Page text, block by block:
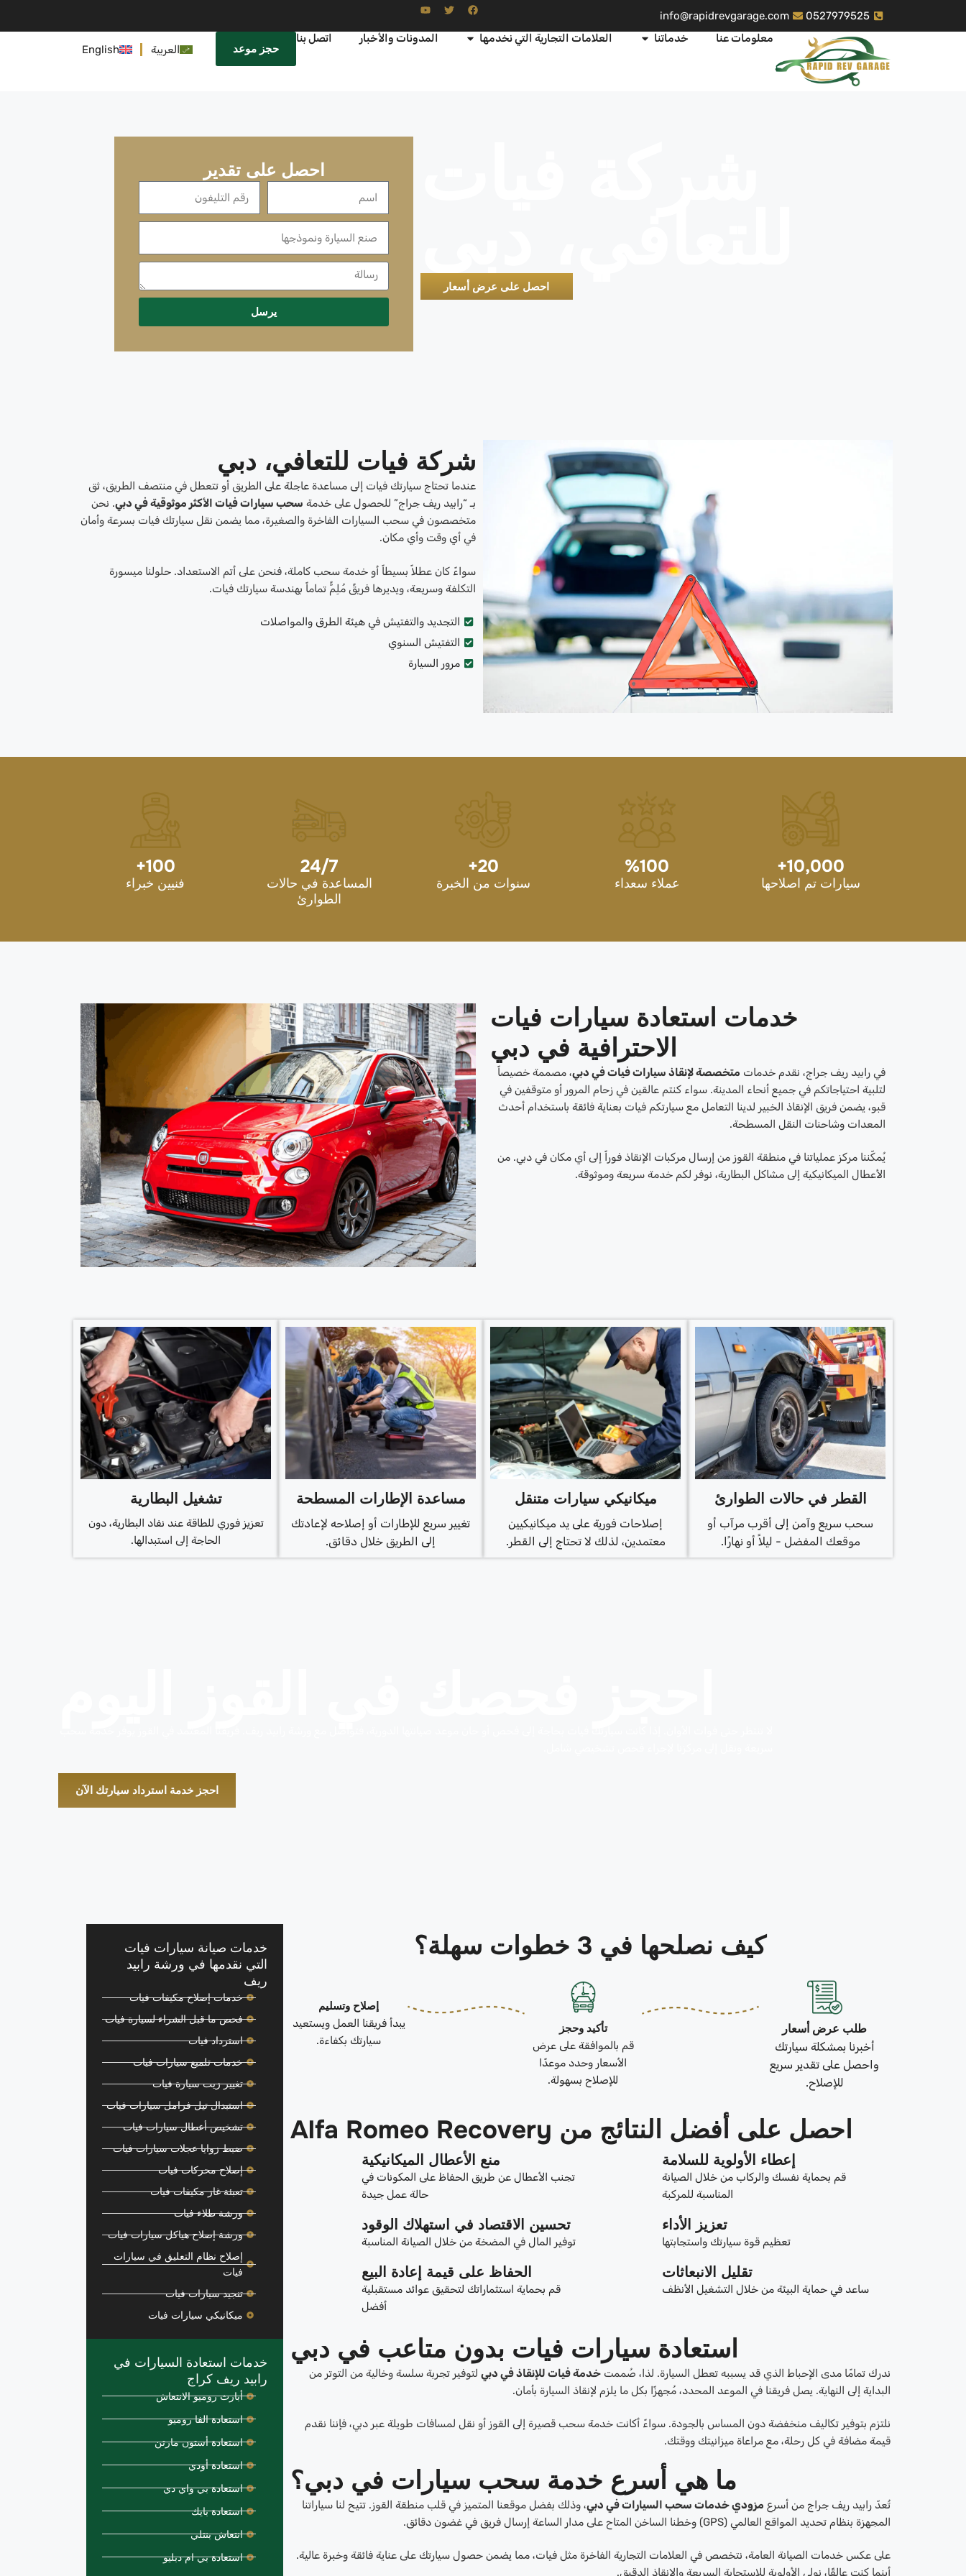
0527979525
info@rapidrevgarage.com
معلومات عنا
خدماتنا العلامات التجارية التي نخدمها المدونات والأخبار اتصل بنا
حجز موعد العربية English
احصل على عرض أسعار
احصل على تقدير
يرسل
شركة فيات للتعافي، دبي
عندما تحتاج سيارتك فيات إلى مساعدة عاجلة على الطريق أو تتعطل في منتصف الطريق، ثق
بـ “رابيد ريف جراج” للحصول على خدمة سحب سيارات فيات الأكثر موثوقية في دبي. نحن
متخصصون في سحب السيارات الفاخرة والصغيرة، مما يضمن نقل سيارتك فيات بسرعة وأمان
في أي وقت وأي مكان.
سواءً كان عطلاً بسيطاً أو خدمة سحب كاملة، فنحن على أتم الاستعداد. حلولنا ميسورة
التكلفة وسريعة، ويديرها فريقٌ مُلِمٌّ تماماً بهندسة سيارتك فيات.
التجديد والتفتيش في هيئة الطرق والمواصلات
التفتيش السنوي
مرور السيارة
10,000
+
سيارات تم اصلاحها
100
%
عملاء سعداء
20
+
سنوات من الخبرة
24/7
المساعدة في حالات
الطوارئ
100
+
فنيين خبراء
خدمات استعادة سيارات فيات
الاحترافية في دبي
في رابيد ريف جراج، نقدم خدمات متخصصة لإنقاذ سيارات فيات في دبي، مصممة خصيصاً
لتلبية احتياجاتكم في جميع أنحاء المدينة. سواء كنتم عالقين في زحام المرور أو متوقفين في
قبو، يضمن فريق الإنقاذ الخبير لدينا التعامل مع سيارتكم فيات بعناية فائقة باستخدام أحدث
المعدات وشاحنات النقل المسطحة.
يُمكّننا مركز عملياتنا في منطقة القوز من إرسال مركبات الإنقاذ فوراً إلى أي مكان في دبي. من
الأعطال الميكانيكية إلى مشاكل البطارية، نوفر لكم خدمة سريعة وموثوقة.
القطر في حالات الطوارئ
سحب سريع وآمن إلى أقرب مرآب أو
موقعك المفضل - ليلاً أو نهارًا.
ميكانيكي سيارات متنقل
إصلاحات فورية على يد ميكانيكيين
معتمدين، لذلك لا تحتاج إلى القطر.
مساعدة الإطارات المسطحة
تغيير سريع للإطارات أو إصلاحه لإعادتك
إلى الطريق خلال دقائق.
تشغيل البطارية
تعزيز فوري للطاقة عند نفاد البطارية، دون
الحاجة إلى استبدالها.
احجز خدمة استرداد سيارتك الآن
كيف نصلحها في 3 خطوات سهلة؟
طلب عرض أسعار
أخبرنا بمشكلة سيارتك
واحصل على تقدير سريع
للإصلاح.
تأكيد وحجز
قم بالموافقة على عرض
الأسعار وحدد موعدًا
للإصلاح بسهولة.
إصلاح وتسليم
يبدأ فريقنا العمل ويستعيد
سيارتك بكفاءة.
احصل على أفضل النتائج من Alfa Romeo Recovery
إعطاء الأولوية للسلامة
قم بحماية نفسك والركاب من خلال الصيانة
المناسبة للمركبة
منع الأعطال الميكانيكية
تجنب الأعطال عن طريق الحفاظ على المكونات في
حالة عمل جيدة
تعزيز الأداء
تعظيم قوة سيارتك واستجابتها
تحسين الاقتصاد في استهلاك الوقود
توفير المال في المضخة من خلال الصيانة المناسبة
تقليل الانبعاثات
ساعد في حماية البيئة من خلال التشغيل الأنظف
الحفاظ على قيمة إعادة البيع
قم بحماية استثماراتك لتحقيق عوائد مستقبلية
أفضل
استعادة سيارات فيات بدون متاعب في دبي
ندرك تمامًا مدى الإحباط الذي قد يسببه تعطل السيارة. لذا، صُممتخدمة فيات للإنقاذ في دبي لتوفير تجربة سلسة وخالية من التوتر من
البداية إلى النهاية. يصل فريقنا في الموعد المحدد، مُجهزًا بكل ما يلزم لإنقاذ السيارة بأمان.
نلتزم بتوفير تكاليف منخفضة دون المساس بالجودة. سواءً أكانت خدمة سحب قصيرة إلى القوز أو نقل لمسافات طويلة عبر دبي، فإننا نقدم
قيمة مضافة في كل رحلة، مع مراعاة ميزانيتك ووقتك.
ما هي أسرع خدمة سحب سيارات في دبي؟
تُعدّ رابيد ريف جراج من أسرع مزودي خدمات سحب السيارات في دبي، وذلك بفضل موقعنا المتميز في قلب منطقة القوز. تتيح لنا سياراتنا
المجهزة بنظام تحديد المواقع العالمي (GPS) وخطنا الساخن المتاح على مدار الساعة إرسال فريق في غضون دقائق.
على عكس خدمات الصيانة العامة، نتخصص في العلامات التجارية الفاخرة مثل فيات، مما يضمن حصول سيارتك على عناية فائقة وخبرة عالية.
أينما كنت عالقًا، نولي الأولوية للاستجابة السريعة والإنقاذ الدقيق.
خدمات صيانة سيارات فيات
التي نقدمها في ورشة رابيد
ريف
خدمات إصلاح مكيفات فيات
فحص ما قبل الشراء لسيارة فيات
استرداد فيات
خدمات تلميع سيارات فيات
تغيير زيت سيارة فيات
استبدال تيل فرامل سيارات فيات
تشخيص أعطال سيارات فيات
ضبط زوايا عجلات سيارات فيات
إصلاح محركات فيات
تعبئة غاز مكيفات فيات
ورشة طلاء فيات
ورشة إصلاح هياكل سيارات فيات
إصلاح نظام التعليق في سيارات
فيات
تنجيد سيارات فيات
ميكانيكي سيارات فيات
خدمات استعادة السيارات في
رابيد ريف كراج
أبارث روميو الانتعاش
استعادة الفا روميو
استعادة أستون مارتن
استعادة أودي
استعادة بي واي دي
استعادة بايك
انتعاش بنتلي
استعادة بي ام دبليو